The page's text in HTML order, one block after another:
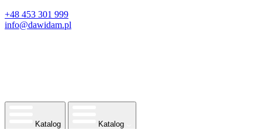
+48 453 301 999
info@dawidam.pl
Katalog Katalog